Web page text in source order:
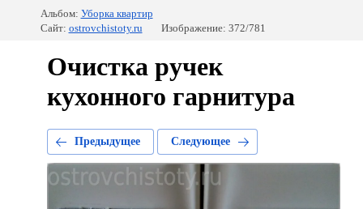
Альбом: Уборка квартир
Сайт: ostrovchistoty.ru Изображение: 372/781
Очистка ручек
кухонного гарнитура
Предыдущее Следующее